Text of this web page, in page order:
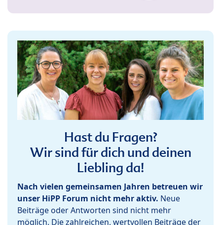
Hast du Fragen?
Wir sind für dich und deinen
Liebling da!
Nach vielen gemeinsamen Jahren betreuen wir
unser HiPP Forum nicht mehr aktiv. Neue
Beiträge oder Antworten sind nicht mehr
möglich. Die zahlreichen, wertvollen Beiträge der